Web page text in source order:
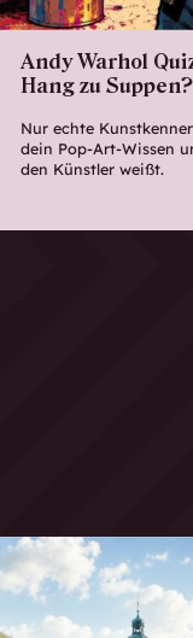
Andy Warhol
Hang zu Suppen?
Nur echte
dein Pop-Art-Wissen
den Künstler weißt.